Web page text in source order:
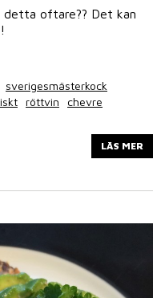
oftare?? Det kan
sverigesmästerkock
röttvin
chevre
LÄS MER